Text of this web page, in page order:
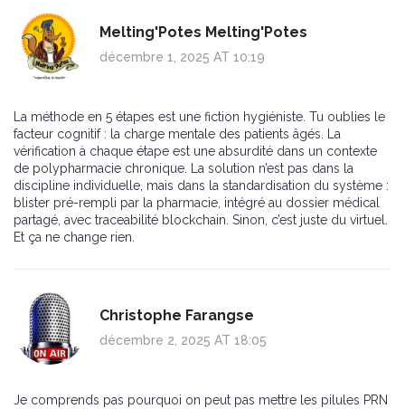
Melting'Potes Melting'Potes
décembre 1, 2025 AT 10:19
La méthode en 5 étapes est une fiction hygiéniste. Tu oublies le
facteur cognitif : la charge mentale des patients âgés. La
vérification à chaque étape est une absurdité dans un contexte
de polypharmacie chronique. La solution n’est pas dans la
discipline individuelle, mais dans la standardisation du système :
blister pré-rempli par la pharmacie, intégré au dossier médical
partagé, avec traceabilité blockchain. Sinon, c’est juste du virtuel.
Et ça ne change rien.
Christophe Farangse
décembre 2, 2025 AT 18:05
Je comprends pas pourquoi on peut pas mettre les pilules PRN